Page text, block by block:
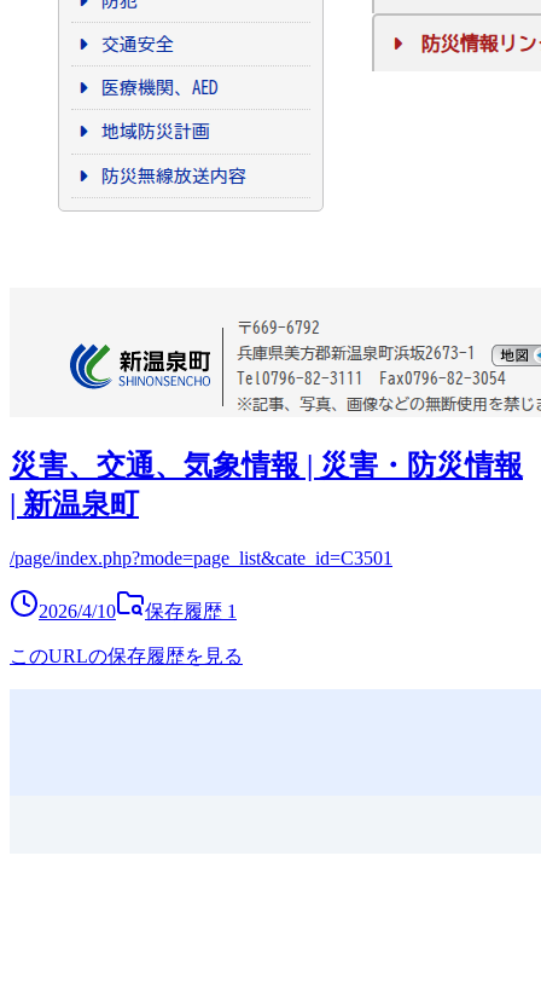
災害、交通、気象情報 | 災害・防災情報
| 新温泉町
/page/index.php?mode=page_list&cate_id=C3501
2026/4/10 保存履歴 1
このURLの保存履歴を見る